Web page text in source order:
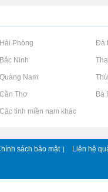
Phòng Rao vặt tại Đà
Ninh Rao vặt tại
Nam Rao vặt tại
Cần Thơ Rao vặt tại
Các tỉnh miền nam khác
sách bảo mật | Liên hệ